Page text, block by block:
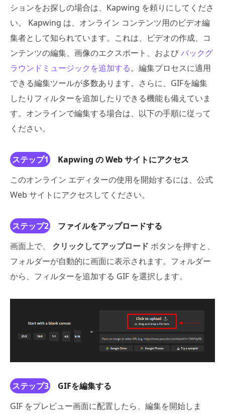
ションをお探しの場合は、Kapwing を頼りにしてくださ
い。 Kapwing は、オンライン コンテンツ用のビデオ編
集者として知られています。これは、ビデオの作成、コ
ンテンツの編集、画像のエクスポート、およびバックグ
ラウンドミュージックを追加する。編集プロセスに適用
できる編集ツールが多数あります。さらに、GIFを編集
したりフィルターを追加したりできる機能も備えていま
す。オンラインで編集する場合は、以下の手順に従って
ください。
ステップ1
Kapwing の Web サイトにアクセス
このオンライン エディターの使用を開始するには、公式
Web サイトにアクセスしてください。
ステップ2
ファイルをアップロードする
画面上で、 クリックしてアップロード ボタンを押すと、
フォルダーが自動的に画面に表示されます。フォルダー
から、フィルターを追加する GIF を選択します。
ステップ3
GIFを編集する
GIF をプレビュー画面に配置したら、編集を開始しま